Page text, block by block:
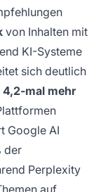
von Inhalten mit
KI-Systeme
sich deutlich
4,2-mal mehr
Google AI
der
Perplexity
auf